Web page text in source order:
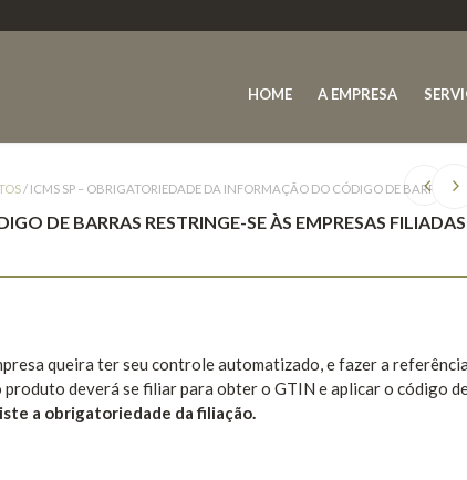
HOME A EMPRESA
/ ICMS SP – OBRIGATORIEDADE DA INFORMAÇÃO DO CÓDIGO DE BARRAS
DE BARRAS RESTRINGE-SE ÀS EMPRESAS FILIADAS
queira ter seu controle automatizado, e fazer a referência
deverá se filiar para obter o GTIN e aplicar o código
a obrigatoriedade da filiação.